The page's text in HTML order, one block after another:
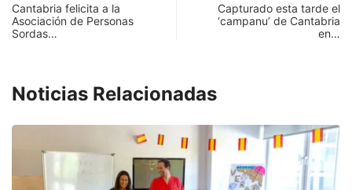
Cantabria felicita a la
Asociación de Personas
Sordas…
Capturado esta tarde el
‘campanu’ de Cantabria
en…
Noticias Relacionadas